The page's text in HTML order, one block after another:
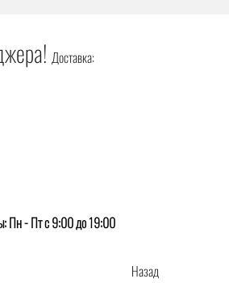
Доставка:
Пн - Пт с 9:00 до 19:00
Назад